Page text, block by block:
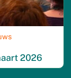
2026